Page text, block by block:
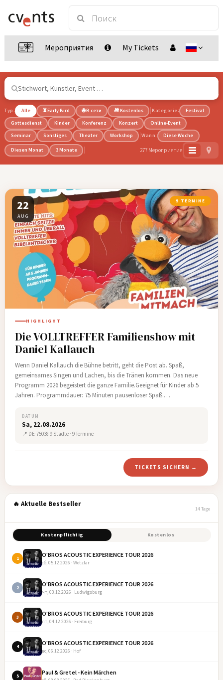
Мероприятия My Tickets
Typ: Alle ⏳ Early Bird 🌐 В сети 🎁 Kostenlos Kategorie:
Festival
Gottesdienst
Kinder Konferenz Konzert
Online-Event
Seminar
Sonstiges Theater Workshop Wann: Diese Woche
Diesen Monat 3 Monate 277 Мероприятия
22
AUG
9 TERMINE
HIGHLIGHT
Die VOLLTREFFER Familienshow mit
Daniel Kallauch
Wenn Daniel Kallauch die Bühne betritt, geht die Post ab. Spaß,
gemeinsames Singen und Lachen, bis die Tränen kommen. Das neue
Programm 2026 begeistert die ganze Familie.Geeignet für Kinder ab 5
Jahren. Programmdauer: 75 Minuten pausenloser Spaß.…
DATUM
Sa, 22.08.2026
📍 DE-75038 9 Städte · 9 Termine
TICKETS SICHERN →
🔥 Aktuelle Bestseller
14 Tage
Kostenpflichtig Kostenlos
1 O'BROS ACOUSTIC EXPERIENCE TOUR 2026
сб, 05.12.2026 · Wetzlar
2 O'BROS ACOUSTIC EXPERIENCE TOUR 2026
чт, 03.12.2026 · Ludwigsburg
3 O'BROS ACOUSTIC EXPERIENCE TOUR 2026
пт, 04.12.2026 · Freiburg
4 O'BROS ACOUSTIC EXPERIENCE TOUR 2026
вс, 06.12.2026 · Hof
5 Paul & Gretel - Kein Märchen